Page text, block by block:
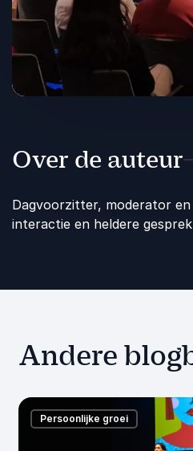
Over de auteur
Dagvoorzitter, moderator
interactie en heldere
Andere
Persoonlijke groei